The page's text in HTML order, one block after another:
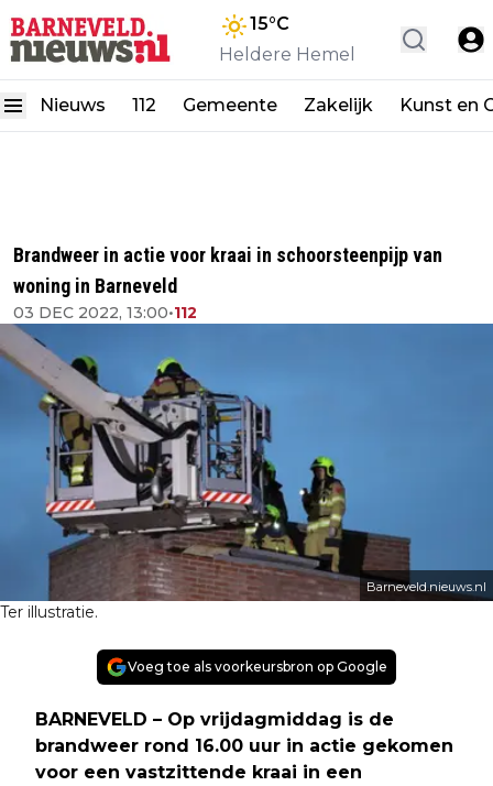
15°C
Heldere Hemel
Nieuws 112 Gemeente Zakelijk Kunst en
Brandweer in actie voor kraai in schoorsteenpijp van
woning in Barneveld
03 DEC 2022, 13:00•112
Barneveld.nieuws.nl
Ter illustratie.
Voeg toe als voorkeursbron op Google
BARNEVELD – Op vrijdagmiddag is de
brandweer rond 16.00 uur in actie gekomen
voor een vastzittende kraai in een